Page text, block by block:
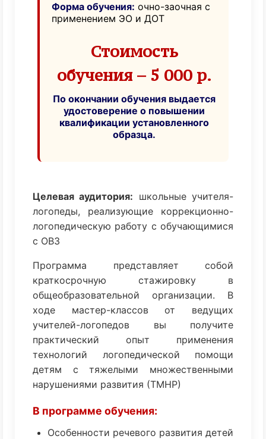
Форма обучения: очно-заочная с
применением ЭО и ДОТ
Стоимость
обучения – 5 000 р.
По окончании обучения выдается
удостоверение о повышении
квалификации установленного
образца.
Целевая аудитория: школьные учителя-
логопеды, реализующие коррекционно-
логопедическую работу с обучающимися
с ОВЗ
Программа представляет собой
краткосрочную стажировку в
общеобразовательной организации. В
ходе мастер-классов от ведущих
учителей-логопедов вы получите
практический опыт применения
технологий логопедической помощи
детям с тяжелыми множественными
нарушениями развития (ТМНР)
В программе обучения:
Особенности речевого развития детей